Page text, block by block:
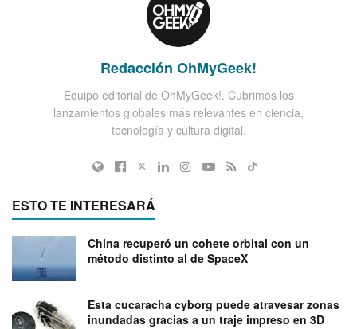
Redacción OhMyGeek!
Equipo editorial de OhMyGeek!. Cubrimos los
lanzamientos globales más relevantes en ciencia,
tecnología y cultura digital.
ESTO TE INTERESARÁ
China recuperó un cohete orbital con un
método distinto al de SpaceX
Esta cucaracha cyborg puede atravesar zonas
inundadas gracias a un traje impreso en 3D